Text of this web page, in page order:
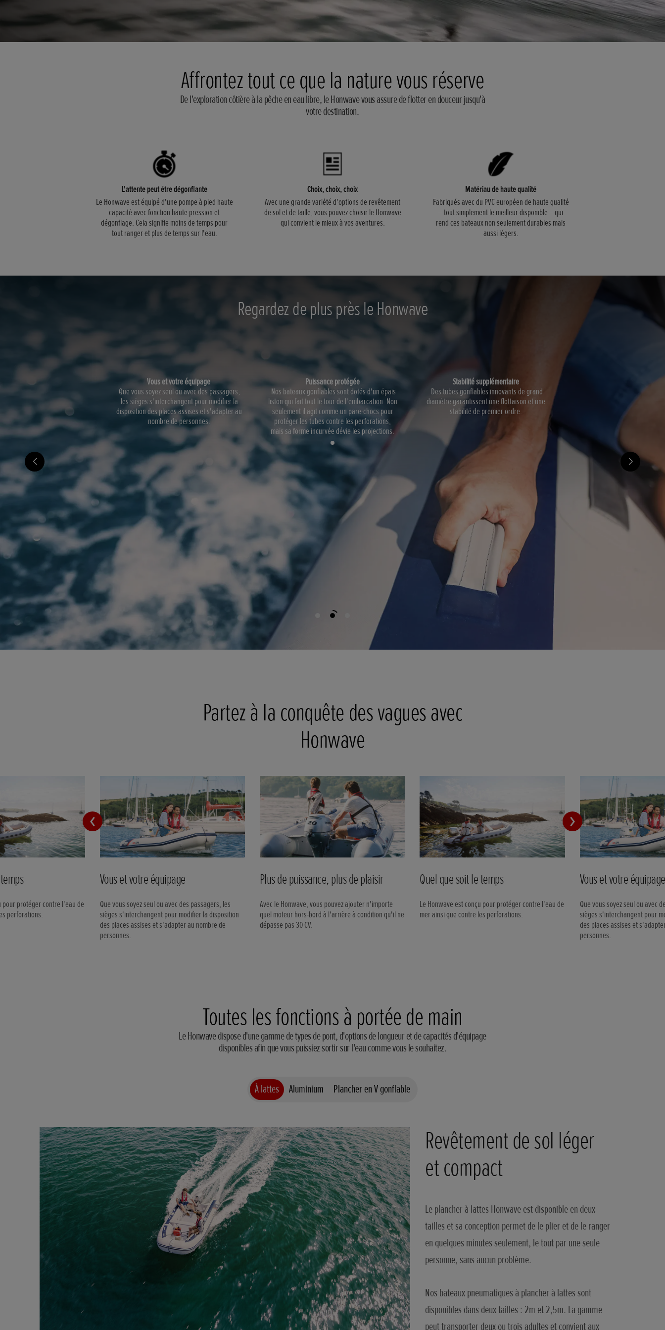
Affrontez tout ce que la nature vous réserve
De l'exploration côtière à la pêche en eau libre, le Honwave vous assure de flotter en douceur jusqu'à
votre destination.
L'attente peut être dégonflante
Le Honwave est équipé d'une pompe à pied haute
capacité avec fonction haute pression et
dégonflage. Cela signifie moins de temps pour
tout ranger et plus de temps sur l'eau.
Choix, choix, choix
Avec une grande variété d'options de revêtement
de sol et de taille, vous pouvez choisir le Honwave
qui convient le mieux à vos aventures.
Matériau de haute qualité
Fabriqués avec du PVC européen de haute qualité
– tout simplement le meilleur disponible – qui
rend ces bateaux non seulement durables mais
aussi légers.
Regardez de plus près le Honwave
Vous et votre équipage
Que vous soyez seul ou avec des passagers,
les sièges s'interchangent pour modifier la
disposition des places assises et s'adapter au
nombre de personnes.
Puissance protégée
Nos bateaux gonflables sont dotés d'un épais
liston qui fait tout le tour de l'embarcation. Non
seulement il agit comme un pare-chocs pour
protéger les tubes contre les perforations,
mais sa forme incurvée dévie les projections.
Stabilité supplémentaire
Des tubes gonflables innovants de grand
diamètre garantissent une flottaison et une
stabilité de premier ordre.
Partez à la conquête des vagues avec
Honwave
pour protéger contre l'eau de
perforations.
Vous et votre équipage
Que vous soyez seul ou avec des passagers, les
sièges s'interchangent pour modifier la disposition
des places assises et s'adapter au nombre de
personnes.
Plus de puissance, plus de plaisir
Avec le Honwave, vous pouvez ajouter n'importe
quel moteur hors-bord à l'arrière à condition qu'il ne
dépasse pas 30 CV.
Quel que soit le temps
Le Honwave est conçu pour protéger contre l'eau de
mer ainsi que contre les perforations.
Vous et votre équipage
Que vous soyez seul ou avec
sièges s'interchangent pour
des places assises et
personnes.
Toutes les fonctions à portée de main
Le Honwave dispose d'une gamme de types de pont, d'options de longueur et de capacités d'équipage
disponibles afin que vous puissiez sortir sur l'eau comme vous le souhaitez.
À lattes Aluminium Plancher en V gonflable
Revêtement de sol léger
et compact
Le plancher à lattes Honwave est disponible en deux
tailles et sa conception permet de le plier et de le ranger
en quelques minutes seulement, le tout par une seule
personne, sans aucun problème.
Nos bateaux pneumatiques à plancher à lattes sont
disponibles dans deux tailles : 2m et 2,5m. La gamme
peut transporter deux ou trois adultes et convient aux